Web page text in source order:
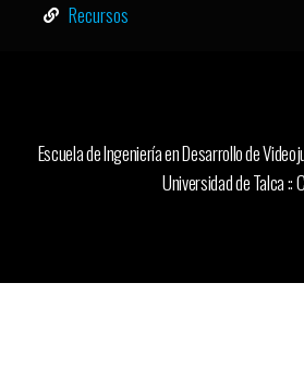
Recursos
Escuela de Ingeniería en Desarrollo de
Universidad de Talca ::